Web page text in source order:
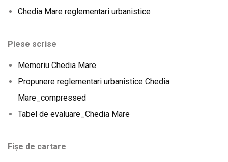
Chedia Mare reglementari urbanistice
Piese scrise
Memoriu Chedia Mare
Propunere reglementari urbanistice Chedia
Mare_compressed
Tabel de evaluare_Chedia Mare
Fișe de cartare